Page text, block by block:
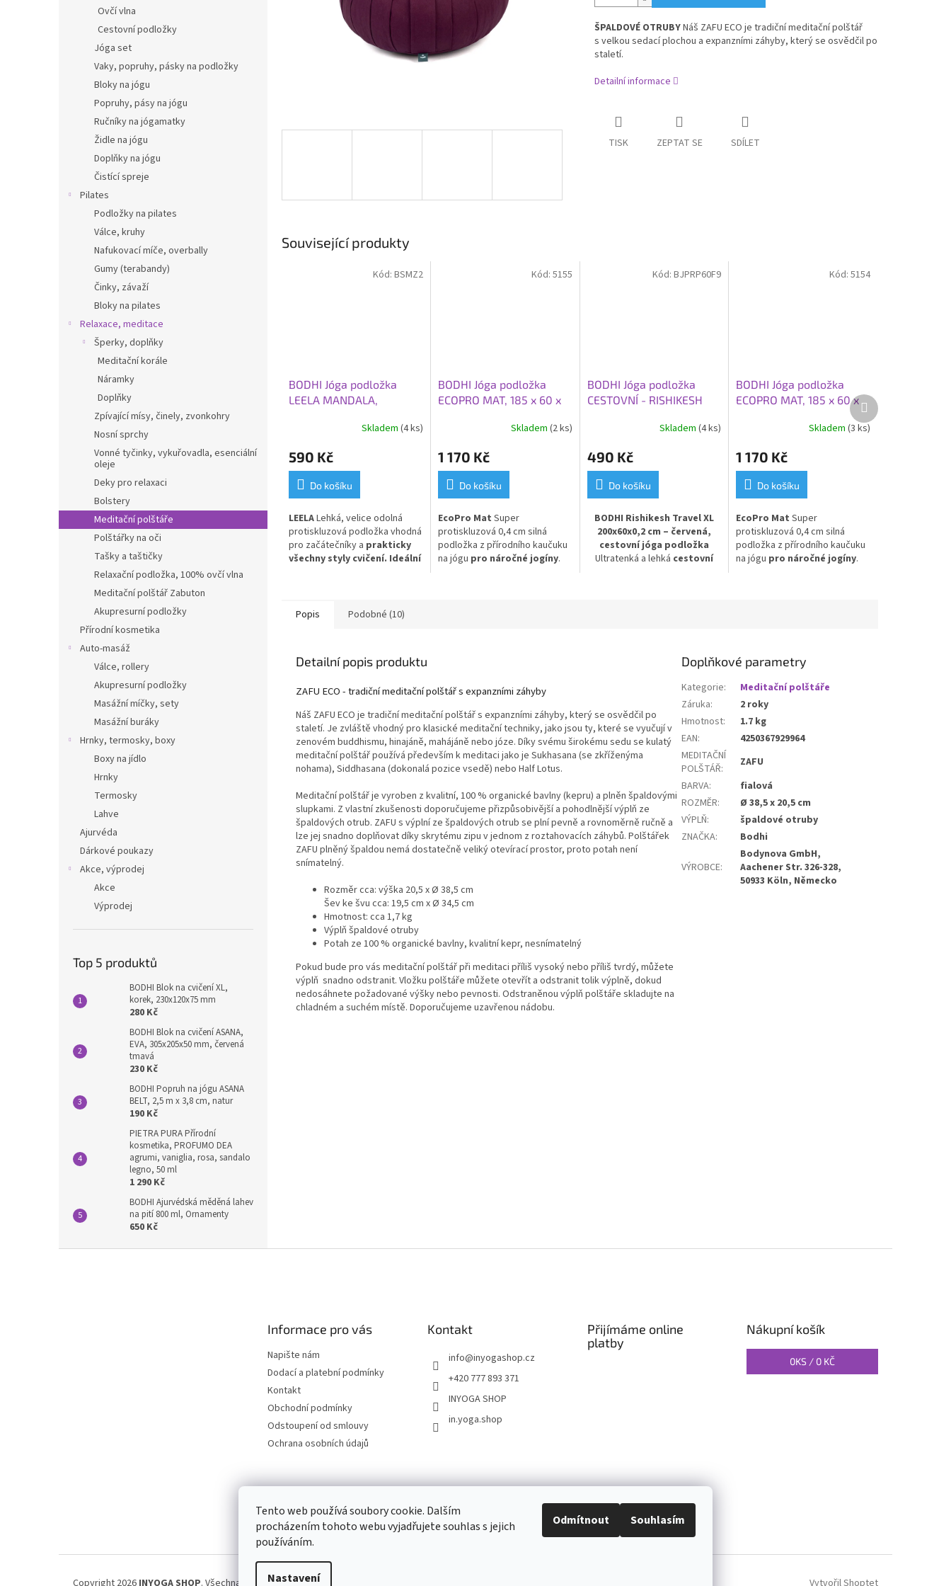
Tento web používá soubory cookie. Dalším
procházením tohoto webu vyjadřujete souhlas s jejich
používáním.
Nastavení
Odmítnout Souhlasím
Ovčí vlna
Cestovní podložky
Jóga set
Vaky, popruhy, pásky na podložky
Bloky na jógu
Popruhy, pásy na jógu
Ručníky na jógamatky
Židle na jógu
Doplňky na jógu
Čistící spreje
Pilates
Podložky na pilates
Válce, kruhy
Nafukovací míče, overbally
Gumy (terabandy)
Činky, závaží
Bloky na pilates
Relaxace, meditace
Šperky, doplňky
Meditační korále
Náramky
Doplňky
Zpívající mísy, činely, zvonkohry
Nosní sprchy
Vonné tyčinky, vykuřovadla, esenciální
oleje
Deky pro relaxaci
Bolstery
Meditační polštáře
Polštářky na oči
Tašky a taštičky
Relaxační podložka, 100% ovčí vlna
Meditační polštář Zabuton
Akupresurní podložky
Přírodní kosmetika
Auto-masáž
Válce, rollery
Akupresurní podložky
Masážní míčky, sety
Masážní buráky
Hrnky, termosky, boxy
Boxy na jídlo
Hrnky
Termosky
Lahve
Ajurvéda
Dárkové poukazy
Akce, výprodej
Akce
Výprodej
Top 5 produktů
BODHI Blok na cvičení XL,
korek, 230x120x75 mm
280 Kč
BODHI Blok na cvičení ASANA,
EVA, 305x205x50 mm, červená
tmavá
230 Kč
BODHI Popruh na jógu ASANA
BELT, 2,5 m x 3,8 cm, natur
190 Kč
PIETRA PURA Přírodní
kosmetika, PROFUMO DEA
agrumi, vaniglia, rosa, sandalo
legno, 50 ml
1 290 Kč
BODHI Ajurvédská měděná lahev
na pití 800 ml, Ornamenty
650 Kč
ŠPALDOVÉ OTRUBYNáš ZAFU ECO je tradiční meditační polštář
s velkou sedací plochou a expanzními záhyby, který se osvědčil po
staletí.
Detailní informace
TISK ZEPTAT SE SDÍLET
Související produkty
BODHI Jóga podložka
LEELA MANDALA,
Skladem (4 ks)
590 Kč
Do košíku
LEELALehká, velice odolná
protiskluzová podložka vhodná
pro začátečníky a prakticky
všechny styly cvičení. Ideální
Kód: BSMZ2
BODHI Jóga podložka
ECOPRO MAT, 185 x 60 x
Skladem (2 ks)
1 170 Kč
Do košíku
EcoPro Mat Super
protiskluzová 0,4 cm silná
podložka z přírodního kaučuku
na jógu pro náročné jogíny.
Kód: 5155
BODHI Jóga podložka
CESTOVNÍ - RISHIKESH
200x60x0,2 cm, červená
Skladem(4 ks)
490 Kč
Do košíku
BODHI Rishikesh Travel XL
200x60x0,2 cm – červená,
cestovní jóga podložka
Ultratenká a lehká cestovní
složíte do kufru či batohu, což
cesty, dovolenou i pravidelnou
praxi mimo domov.
Kód:BJPRP60F9
BODHI Jóga podložka
ECOPRO MAT, 185 x 60 x
Skladem (3 ks)
1 170 Kč
Do košíku
EcoPro Mat Super
protiskluzová 0,4 cm silná
podložka z přírodního kaučuku
na jógu pro náročné jogíny.
Kód: 5154
Další
produkt
Popis Podobné (10)
Detailní popis produktu
ZAFU ECO - tradiční meditační polštář s expanzními záhyby
Náš ZAFU ECO je tradiční meditační polštář s expanzními záhyby, který se osvědčil po
staletí. Je zvláště vhodný pro klasické meditační techniky, jako jsou ty, které se vyučují v
zenovém buddhismu, hinajáně, mahájáně nebo józe. Díky svému širokému sedu se kulatý
meditační polštář používá především k meditaci jako je Sukhasana (se zkříženýma
nohama), Siddhasana (dokonalá pozice vsedě) nebo Half Lotus.
Meditační polštář je vyroben z kvalitní, 100 % organické bavlny (kepru) a plněn špaldovými
slupkami. Z vlastní zkušenosti doporučujeme přizpůsobivější a pohodlnější výplň ze
špaldových otrub. ZAFU s výplní ze špaldových otrub se plní pevně a rovnoměrně ručně a
lze jej snadno doplňovat díky skrytému zipu v jednom z roztahovacích záhybů. Polštářek
ZAFU plněný špaldou nemá dostatečně veliký otevírací prostor, proto potah není
snímatelný.
Rozměr cca: výška 20,5 x Ø 38,5 cm
Šev ke švu cca: 19,5 cm x Ø 34,5 cm
Hmotnost: cca 1,7 kg
Výplň špaldové otruby
Potah ze 100 % organické bavlny, kvalitní kepr, nesnímatelný
Pokud bude pro vás meditační polštář při meditaci příliš vysoký nebo příliš tvrdý, můžete
výplň snadno odstranit. Vložku polštáře můžete otevřít a odstranit tolik výplně, dokud
nedosáhnete požadované výšky nebo pevnosti. Odstraněnou výplň polštáře skladujte na
chladném a suchém místě. Doporučujeme uzavřenou nádobu.
Doplňkové parametry
Kategorie:
Meditační polštáře
Záruka:
2 roky
Hmotnost:
1.7 kg
EAN:
4250367929964
MEDITAČNÍ
POLŠTÁŘ:
ZAFU
BARVA:
fialová
ROZMĚR:
Ø 38,5 x 20,5 cm
VÝPLŇ:
špaldové otruby
ZNAČKA: Bodhi
VÝROBCE:
Bodynova GmbH,
Aachener Str. 326-328,
50933 Köln, Německo
Informace pro vás
Napište nám
Dodací a platební podmínky
Kontakt
Obchodní podmínky
Odstoupení od smlouvy
Ochrana osobních údajů
Kontakt
info@inyogashop.cz
+420 777 893 371
INYOGA SHOP
in.yoga.shop
Přijímáme online
platby
Nákupní košík
0KS / 0 KČ
Kontakt
Vytvořil Shoptet
Copyright 2026 INYOGA SHOP. Všechna práva vyhrazena.Upravit nastavení cookies